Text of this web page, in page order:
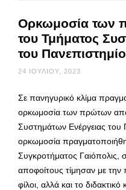
Ορκωμοσία των
του Τμήματος
του
24 ΙΟΥΛΊΟΥ, 2023
Σε πανηγυρικό κλίμα
ορκωμοσία των πρώτων
Συστημάτων Ενέργειας του
ορκωμοσία
Συγκροτήματος Γαιόπολις,
αποφοίτους τίμησαν με την
φίλοι, αλλά και το